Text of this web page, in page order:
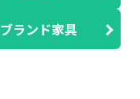
ブランド家具